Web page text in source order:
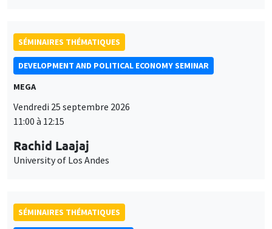
SÉMINAIRES THÉMATIQUES
DEVELOPMENT AND POLITICAL ECONOMY SEMINAR
MEGA
Vendredi 25 septembre 2026
11:00 à 12:15
Rachid Laajaj
University of Los Andes
SÉMINAIRES THÉMATIQUES